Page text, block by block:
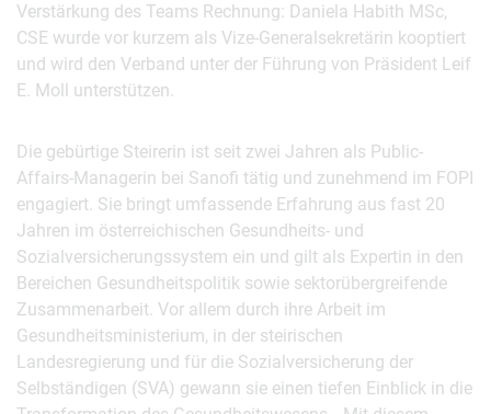
Verstärkung des Teams Rechnung: Daniela Habith MSc,
CSE wurde vor kurzem als Vize-Generalsekretärin kooptiert
und wird den Verband unter der Führung von Präsident Leif
E. Moll unterstützen.
Die gebürtige Steirerin ist seit zwei Jahren als Public-
Affairs-Managerin bei Sanofi tätig und zunehmend im FOPI
engagiert. Sie bringt umfassende Erfahrung aus fast 20
Jahren im österreichischen Gesundheits- und
Sozialversicherungssystem ein und gilt als Expertin in den
Bereichen Gesundheitspolitik sowie sektorübergreifende
Zusammenarbeit. Vor allem durch ihre Arbeit im
Gesundheitsministerium, in der steirischen
Landesregierung und für die Sozialversicherung der
Selbständigen (SVA) gewann sie einen tiefen Einblick in die